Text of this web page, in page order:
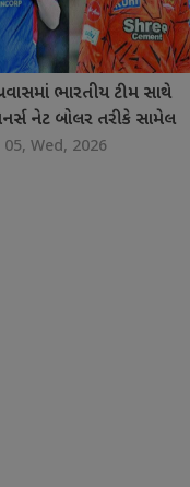
ભારતીય ટીમ સાથે
નેટ બોલર તરીકે સામેલ
કોટિયાન બાદ વિપ્રજ
Wed, 2026